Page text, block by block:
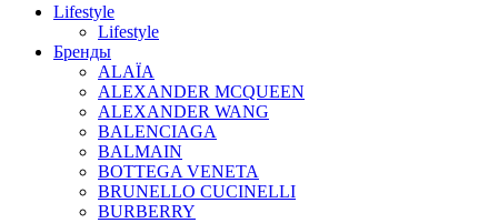
Lifestyle
Lifestyle
Бренды
ALAÏA
ALEXANDER MCQUEEN
ALEXANDER WANG
BALENCIAGA
BALMAIN
BOTTEGA VENETA
BRUNELLO CUCINELLI
BURBERRY